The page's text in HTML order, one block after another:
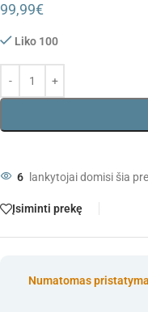
99,99€
Liko 100
6 lankytojai domisi šia
Įsiminti prekę
Numatomas